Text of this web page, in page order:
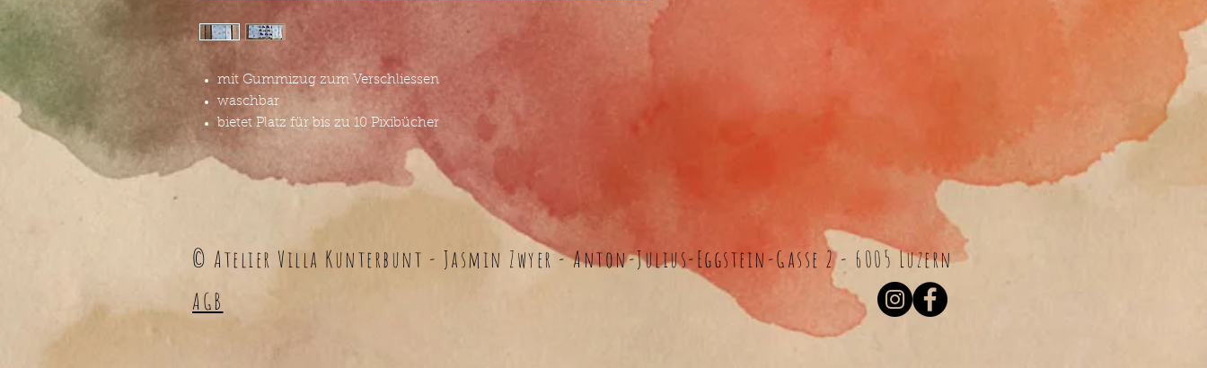
mit Gummizug zum Verschliessen
waschbar
bietet Platz für bis zu 10 Pixibücher
© Atelier Villa Kunterbunt - Jasmin Zwyer - Anton-Julius-Eggstein-Gasse 2 - 6005 Luzern
AGB